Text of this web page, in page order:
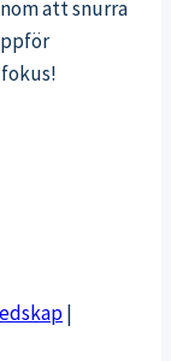
att snurra
|